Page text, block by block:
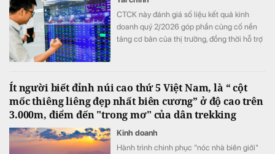
CTCK này đánh giá số liệu kết quả kinh
doanh quý 2/2026 góp phần củng cố nền
tảng cơ bản của thị trường, đồng thời hỗ trợ
Ít người biết đỉnh núi cao thứ 5 Việt Nam, là “ cột
mốc thiêng liêng đẹp nhất biên cương” ở độ cao trên
3.000m, điểm đến "trong mơ" của dân trekking
Kinh doanh
Hành trình chinh phục "nóc nhà biên giới"